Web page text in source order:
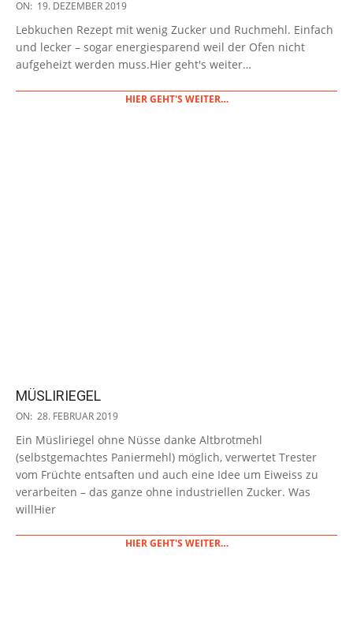
19
ON: 19. DEZEMBER 2019
Lebkuchen Rezept mit wenig Zucker und Ruchmehl. Einfach
und lecker – sogar energiesparend weil der Ofen nicht
aufgeheizt werden muss.Hier geht's weiter…
HIER GEHT'S WEITER…
MÜSLIRIEGEL
2019-
28
ON: 28. FEBRUAR 2019
Ein Müsliriegel ohne Nüsse danke Altbrotmehl
(selbstgemachtes Paniermehl) möglich, verwertet Trester
vom Früchte entsaften und auch eine Idee um Eiweiss zu
verarbeiten – das ganze ohne industriellen Zucker. Was
willHier
HIER GEHT'S WEITER…